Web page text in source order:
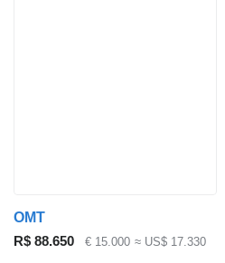
OMT
R$ 88.650
€ 15.000 ≈ US$ 17.330